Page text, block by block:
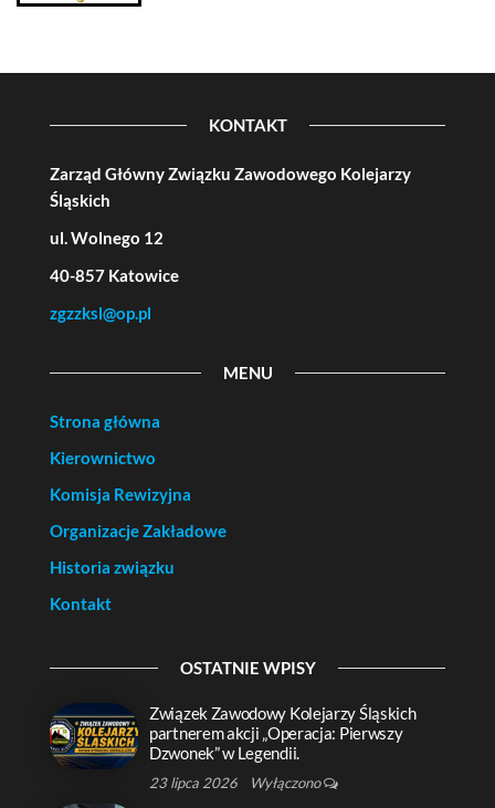
KONTAKT
Zarząd Główny Związku Zawodowego Kolejarzy
Śląskich
ul. Wolnego 12
40-857 Katowice
zgzzksl@op.pl
MENU
Strona główna
Kierownictwo
Komisja Rewizyjna
Organizacje Zakładowe
Historia związku
Kontakt
OSTATNIE WPISY
Związek Zawodowy Kolejarzy Śląskich
partnerem akcji „Operacja: Pierwszy
Dzwonek” w Legendii.
23 lipca 2026 Wyłączono